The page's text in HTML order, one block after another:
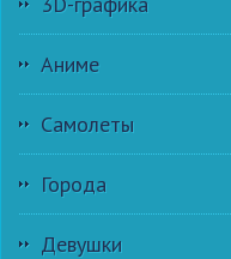
Аниме
Самолеты
Города
Девушки